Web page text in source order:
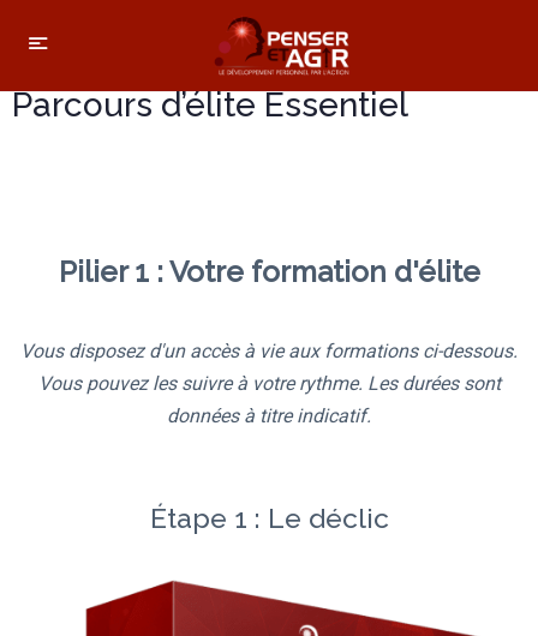
Parcours d’élite Essentiel
Pilier 1 : Votre formation d'élite
Vous disposez d'un accès à vie aux formations ci-dessous.
Vous pouvez les suivre à votre rythme. Les durées sont
données à titre indicatif.
Étape 1 : Le déclic